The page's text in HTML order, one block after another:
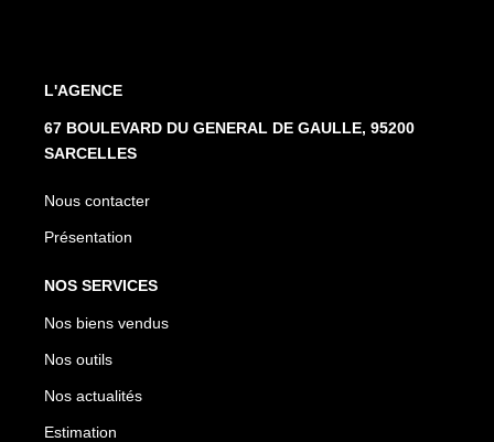
L'AGENCE
67 BOULEVARD DU GENERAL DE GAULLE, 95200
SARCELLES
Nous contacter
Présentation
NOS SERVICES
Nos biens vendus
Nos outils
Nos actualités
Estimation